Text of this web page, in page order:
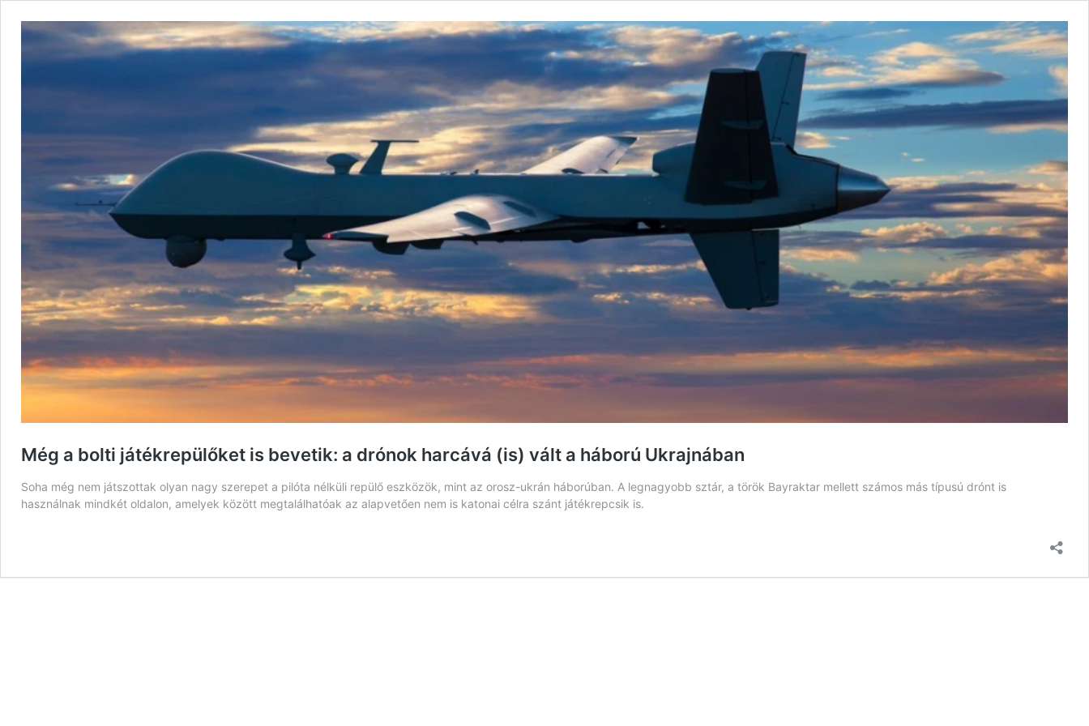
Még a bolti játékrepülőket is bevetik: a drónok harcává (is) vált a háború Ukrajnában
Soha még nem játszottak olyan nagy szerepet a pilóta nélküli repülő eszközök, mint az orosz-ukrán háborúban. A legnagyobb sztár, a török Bayraktar mellett számos más típusú drónt is
használnak mindkét oldalon, amelyek között megtalálhatóak az alapvetően nem is katonai célra szánt játékrepcsik is.